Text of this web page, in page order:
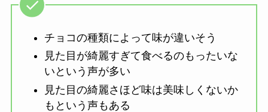
チョコの種類によって味が違いそう
見た目が綺麗すぎて食べるのもったいな
いという声が多い
見た目の綺麗さほど味は美味しくないか
もという声もある